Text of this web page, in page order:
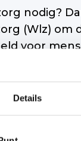
Details
nodig?
(Wlz) om
voor
hebben
kwetsbare